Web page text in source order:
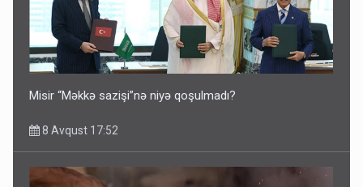
Misir “Məkkə sazişi”nə niyə qoşulmadı?
8 Avqust 17:52